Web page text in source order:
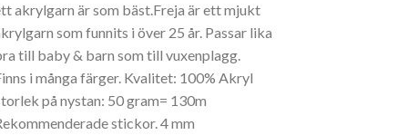
akrylgarn är som bäst.Freja är ett mjukt
som funnits i över 25 år. Passar lika
till baby & barn som till vuxenplagg.
i många färger. Kvalitet: 100% Akryl
på nystan: 50 gram= 130m
stickor. 4 mm